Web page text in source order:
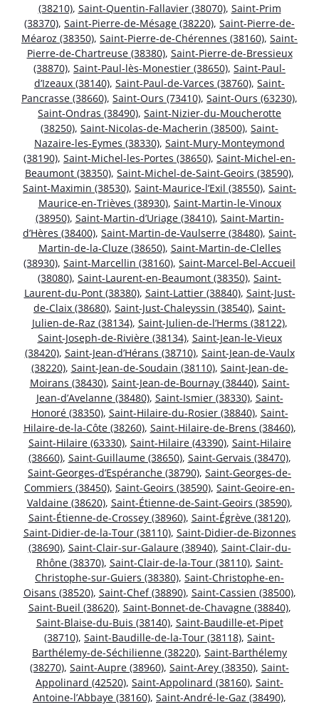
(38210), Saint-Quentin-Fallavier (38070), Saint-Prim
(38370), Saint-Pierre-de-Mésage (38220), Saint-Pierre-de-
Méaroz (38350), Saint-Pierre-de-Chérennes (38160), Saint-
Pierre-de-Chartreuse (38380), Saint-Pierre-de-Bressieux
(38870), Saint-Paul-lès-Monestier (38650), Saint-Paul-
d’Izeaux (38140), Saint-Paul-de-Varces (38760), Saint-
Pancrasse (38660), Saint-Ours (73410), Saint-Ours (63230),
Saint-Ondras (38490), Saint-Nizier-du-Moucherotte
(38250), Saint-Nicolas-de-Macherin (38500), Saint-
Nazaire-les-Eymes (38330), Saint-Mury-Monteymond
(38190), Saint-Michel-les-Portes (38650), Saint-Michel-en-
Beaumont (38350), Saint-Michel-de-Saint-Geoirs (38590),
Saint-Maximin (38530), Saint-Maurice-l’Exil (38550), Saint-
Maurice-en-Trièves (38930), Saint-Martin-le-Vinoux
(38950), Saint-Martin-d’Uriage (38410), Saint-Martin-
d’Hères (38400), Saint-Martin-de-Vaulserre (38480), Saint-
Martin-de-la-Cluze (38650), Saint-Martin-de-Clelles
(38930), Saint-Marcellin (38160), Saint-Marcel-Bel-Accueil
(38080), Saint-Laurent-en-Beaumont (38350), Saint-
Laurent-du-Pont (38380), Saint-Lattier (38840), Saint-Just-
de-Claix (38680), Saint-Just-Chaleyssin (38540), Saint-
Julien-de-Raz (38134), Saint-Julien-de-l’Herms (38122),
Saint-Joseph-de-Rivière (38134), Saint-Jean-le-Vieux
(38420), Saint-Jean-d’Hérans (38710), Saint-Jean-de-Vaulx
(38220), Saint-Jean-de-Soudain (38110), Saint-Jean-de-
Moirans (38430), Saint-Jean-de-Bournay (38440), Saint-
Jean-d’Avelanne (38480), Saint-Ismier (38330), Saint-
Honoré (38350), Saint-Hilaire-du-Rosier (38840), Saint-
Hilaire-de-la-Côte (38260), Saint-Hilaire-de-Brens (38460),
Saint-Hilaire (63330), Saint-Hilaire (43390), Saint-Hilaire
(38660), Saint-Guillaume (38650), Saint-Gervais (38470),
Saint-Georges-d’Espéranche (38790), Saint-Georges-de-
Commiers (38450), Saint-Geoirs (38590), Saint-Geoire-en-
Valdaine (38620), Saint-Étienne-de-Saint-Geoirs (38590),
Saint-Étienne-de-Crossey (38960), Saint-Égrève (38120),
Saint-Didier-de-la-Tour (38110), Saint-Didier-de-Bizonnes
(38690), Saint-Clair-sur-Galaure (38940), Saint-Clair-du-
Rhône (38370), Saint-Clair-de-la-Tour (38110), Saint-
Christophe-sur-Guiers (38380), Saint-Christophe-en-
Oisans (38520), Saint-Chef (38890), Saint-Cassien (38500),
Saint-Bueil (38620), Saint-Bonnet-de-Chavagne (38840),
Saint-Blaise-du-Buis (38140), Saint-Baudille-et-Pipet
(38710), Saint-Baudille-de-la-Tour (38118), Saint-
Barthélemy-de-Séchilienne (38220), Saint-Barthélemy
(38270), Saint-Aupre (38960), Saint-Arey (38350), Saint-
Appolinard (42520), Saint-Appolinard (38160), Saint-
Antoine-l’Abbaye (38160), Saint-André-le-Gaz (38490),